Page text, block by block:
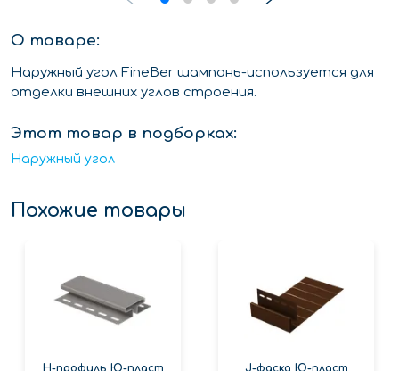
О товаре:
Наружный угол FineBer шампань-используется для
отделки внешних углов строения.
Этот товар в подборках:
Наружный угол
Похожие товары
Н-профиль Ю-пласт J-фаска Ю-пласт